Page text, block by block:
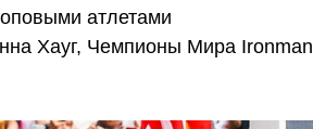
атлетами
Хауг, Чемпионы Мира Ironman